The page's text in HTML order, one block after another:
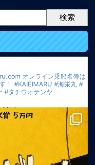
検索
オンライン乗船名簿は
！ #KAIEIMARU #海栄丸 #
#タチウオテンヤ